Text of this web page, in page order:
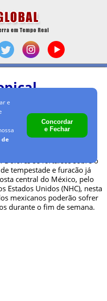
para
Dolores se fortalece sobre o
tempestade e furacão já
central do México, pelo
Estados Unidos (NHC), nesta
mexicanos poderão sofrer
durante o fim de semana.
e
de
Concordar
e Fechar